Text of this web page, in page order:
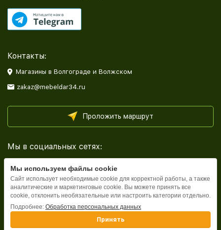
Контакты:
Магазины в Волгограде и Волжском
zakaz@mebeldar34.ru
Проложить маршрут
Мы в социальных сетях:
Каталог
Мы используем файлы cookie
Сайт использует необходимые cookie для корректной работы, а также
аналитические и маркетинговые cookie. Вы можете принять все
cookie, отклонить необязательные или настроить категории отдельно.
Подробнее: Обработка персональных данных
Принять